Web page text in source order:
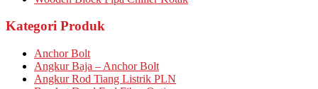
Kategori Produk
Anchor Bolt
Angkur Baja – Anchor Bolt
Angkur Rod Tiang Listrik PLN